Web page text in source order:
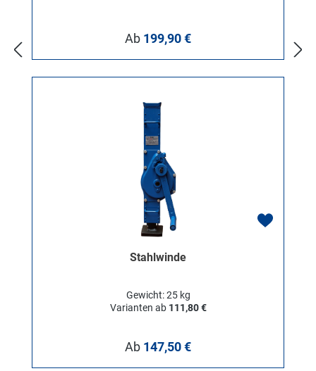
Regulärer Preis:
Ab 199,90 €
Stahlwinde
Gewicht: 25 kg
Varianten ab111,80 €
Regulärer Preis:
Ab 147,50 €